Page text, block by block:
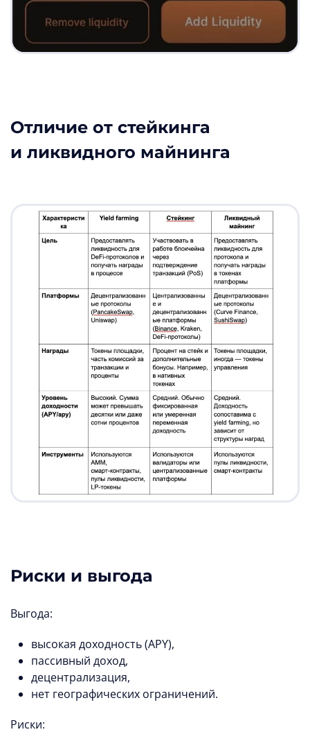
Отличие от стейкинга
и ликвидного майнинга
Риски и выгода
Выгода:
высокая доходность (APY),
пассивный доход,
децентрализация,
нет географических ограничений.
Риски: